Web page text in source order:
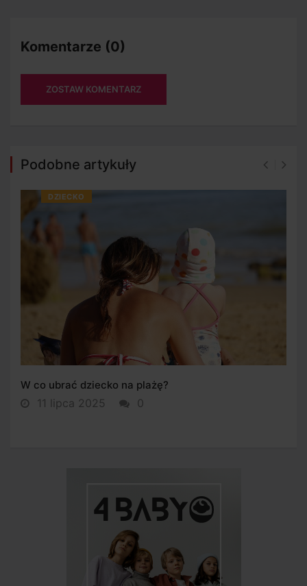
Komentarze (0)
ZOSTAW KOMENTARZ
Podobne artykuły
DZIECKO
W co ubrać dziecko na plażę?
11 lipca 2025 0